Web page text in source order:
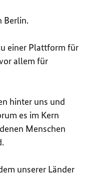
Berlin.
einer Plattform für
allem für
hinter uns und
es im Kern
Menschen
unserer Länder